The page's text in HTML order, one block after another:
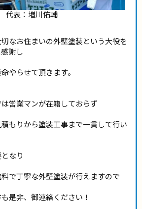
代表：増川佑輔
なお住まいの外壁塗装という大役を
謝し
やらせて頂きます。
営業マンが在籍しておらず
もりから塗装工事まで一貫して行い
なり
で丁寧な外壁塗装が行えますので
是非、御連絡ください！